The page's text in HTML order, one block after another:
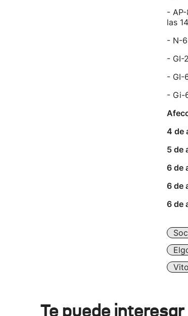
-
las
- N-
- GI-
- GI-
- Gi-
4 de
5 de
6 de
6 de
6 de
Te puede interesar